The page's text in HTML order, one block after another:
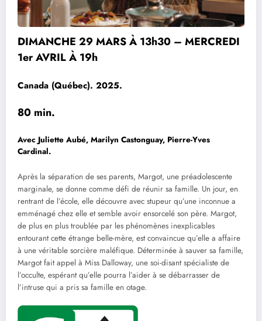
DIMANCHE 29 MARS À 13h30 – MERCREDI
1er AVRIL À 19h
Canada (Québec). 2025.
80 min.
Avec Juliette Aubé, Marilyn Castonguay, Pierre-Yves
Cardinal.
Après la séparation de ses parents, Margot, une préadolescente
marginale, se donne comme défi de réunir sa famille. Un jour, en
rentrant de l’école, elle découvre avec stupeur qu’une inconnue a
emménagé chez elle et semble avoir ensorcelé son père. Margot,
de plus en plus troublée par les phénomènes inexplicables
entourant cette étrange belle-mère, est convaincue qu’elle a affaire
à une véritable sorcière maléfique. Déterminée à sauver sa famille,
Margot fait appel à Miss Dalloway, une soi-disant spécialiste de
l’occulte, espérant qu’elle pourra l’aider à se débarrasser de
l’intruse qui a pris sa famille en otage.